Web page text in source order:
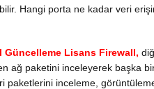
Hangi porta ne kadar veri
Güncelleme Lisans Firewall,
ağ paketini inceleyerek başka
paketlerini inceleme,